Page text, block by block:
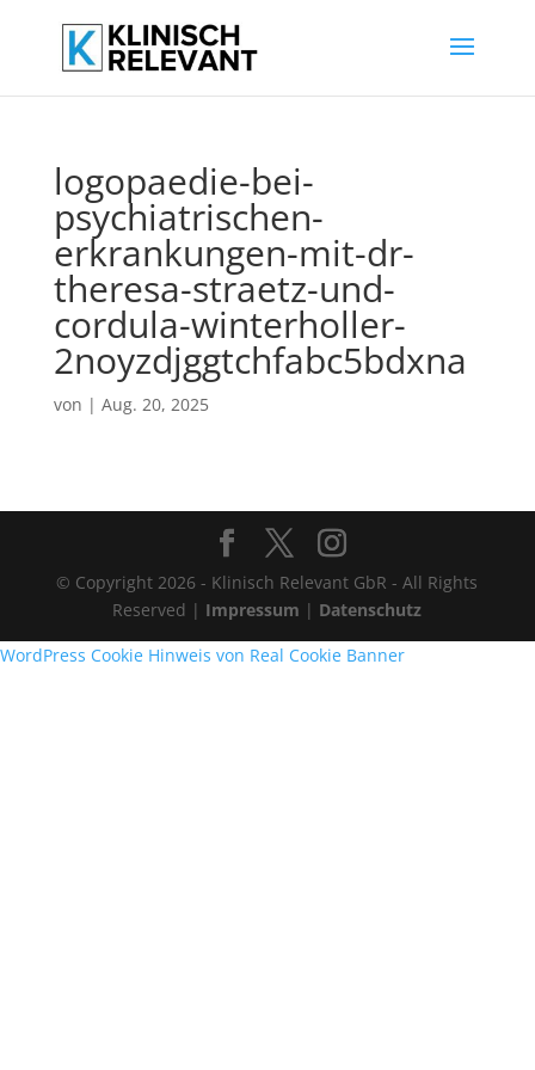
logopaedie-bei-
psychiatrischen-
erkrankungen-mit-dr-
theresa-straetz-und-
cordula-winterholler-
2noyzdjggtchfabc5bdxna
von | Aug. 20, 2025
© Copyright 2026 - Klinisch Relevant GbR - All Rights
Reserved | Impressum | Datenschutz
WordPress Cookie Hinweis von Real Cookie Banner